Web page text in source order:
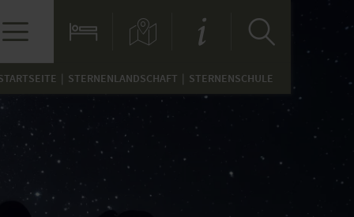
STERNENLANDSCHAFT STERNENSCHULE